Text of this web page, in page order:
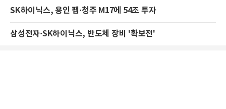
SK하이닉스, 용인 팹·청주 M17에 54조 투자
삼성전자·SK하이닉스, 반도체 장비 '확보전'